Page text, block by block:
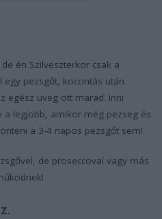
én Szilveszterkor csak a
pezsgőt, koccintás után
egész üveg ott marad. Inni
a legjobb, amikor még pezseg és
a 3-4 napos pezsgőt sem!
de proseccoval vagy más